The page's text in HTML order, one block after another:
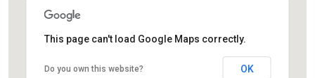
Museu de la Ciència i la Tècnica de Catalunya
Rambla d'Ègara, 270
This page can't load Google Maps correctly.
Do you own this website? OK